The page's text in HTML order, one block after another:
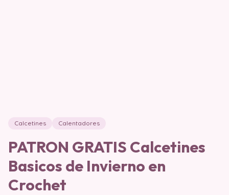
Calcetines Calentadores
PATRON GRATIS Calcetines
Basicos de Invierno en
Crochet